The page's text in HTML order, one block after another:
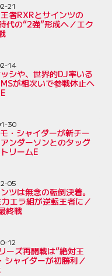
者RXRとサインツの
代の“2強”形成へ／エク
21
シや、世界的DJ率いる
が相次いで参戦休止へ
14
・シャイダーが新チー
ンダーソンとのタッグ
リームE
30
ツは無念の転倒決着。
エラ組が逆転王者に／
終戦
05
ーズ再開戦は“絶対王
シャイダーが初勝利／
12